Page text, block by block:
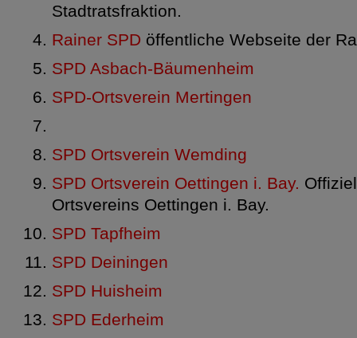
Stadtratsfraktion.
Rainer SPD öffentliche Webseite der
SPD Asbach-Bäumenheim
SPD-Ortsverein Mertingen
SPD Ortsverein Wemding
SPD Ortsverein Oettingen i. Bay.
Ortsvereins Oettingen i. Bay.
SPD Tapfheim
SPD Deiningen
SPD Huisheim
SPD Ederheim